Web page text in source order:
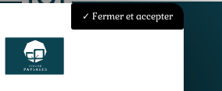
Accueil
Fermer et accepter